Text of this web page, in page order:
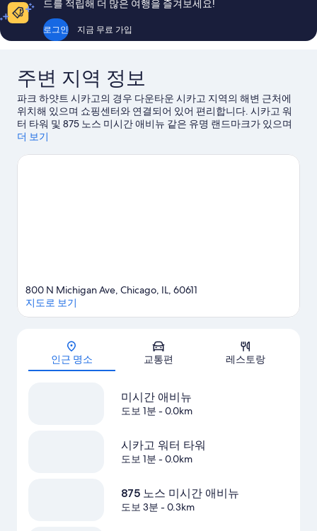
예
요,
이
해
기
1,005
개
드를 적립해 더 많은 여행을 즐겨보세요!
로그인 지금 무료 가입
주변 지역 정보
파크 하얏트 시카고의 경우 다운타운 시카고 지역의 해변 근처에
위치해 있으며 쇼핑센터와 연결되어 있어 편리합니다. 시카고 워
터 타워 및 875 노스 미시간 애비뉴 같은 유명 랜드마크가 있으며
쇼핑을 제대로 즐길 수 있는 네이비 부두, 그린 시티 마켓도 방문해
수상 스키, 패러세일링 또는 하이킹/바이킹 같은 야외 활동도 즐겨
더 보기
지도
800 N Michigan Ave, Chicago, IL, 60611
지도로 보기
인근 명소 교통편 레스토랑
미시간 애비뉴
도보 1분 - 0.0km
시카고 워터 타워
도보 1분 - 0.0km
875 노스 미시간 애비뉴
도보 3분 - 0.3km